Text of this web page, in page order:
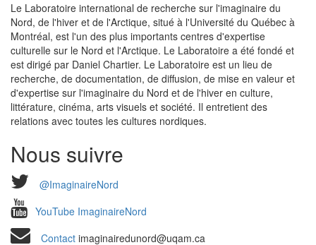
Le Laboratoire international de recherche sur l'imaginaire du
Nord, de l'hiver et de l'Arctique, situé à l'Université du Québec à
Montréal, est l'un des plus importants centres d'expertise
culturelle sur le Nord et l'Arctique. Le Laboratoire a été fondé et
est dirigé par Daniel Chartier. Le Laboratoire est un lieu de
recherche, de documentation, de diffusion, de mise en valeur et
d'expertise sur l'imaginaire du Nord et de l'hiver en culture,
littérature, cinéma, arts visuels et société. Il entretient des
relations avec toutes les cultures nordiques.
Nous suivre
@ImaginaireNord
YouTube ImaginaireNord
Contact imaginairedunord@uqam.ca